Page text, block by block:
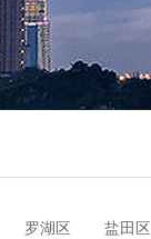
罗湖区
盐田区